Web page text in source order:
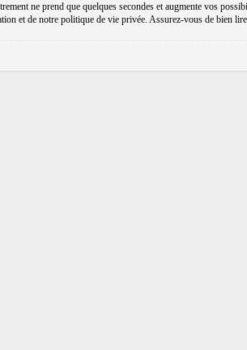
ne prend que quelques secondes et augmente vos
et de notre politique de vie privée. Assurez-vous de bien